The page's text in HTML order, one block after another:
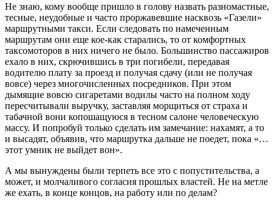
Не знаю, кому вообще пришло в голову назвать разномастные,
тесные, неудобные и часто проржавевшие насквозь «Газели»
маршрутными такси. Если следовать по намеченным
маршрутам они еще кое-как старались, то от комфортных
таксомоторов в них ничего не было. Большинство пассажиров
ехало в них, скрючившись в три погибели, передавая
водителю плату за проезд и получая сдачу (или не получая
вовсе) через многочисленных посредников. При этом
дымящие вовсю сигаретами водилы часто на полном ходу
пересчитывали выручку, заставляя морщиться от страха и
табачной вони копошащуюся в тесном салоне человеческую
массу. И попробуй только сделать им замечание: нахамят, а то
и высадят, объявив, что маршрутка дальше не поедет, пока «…
этот умник не выйдет вон».
А мы вынуждены были терпеть все это с попустительства, а
может, и молчаливого согласия прошлых властей. Не на метле
же ехать, в конце концов, на работу или по делам?